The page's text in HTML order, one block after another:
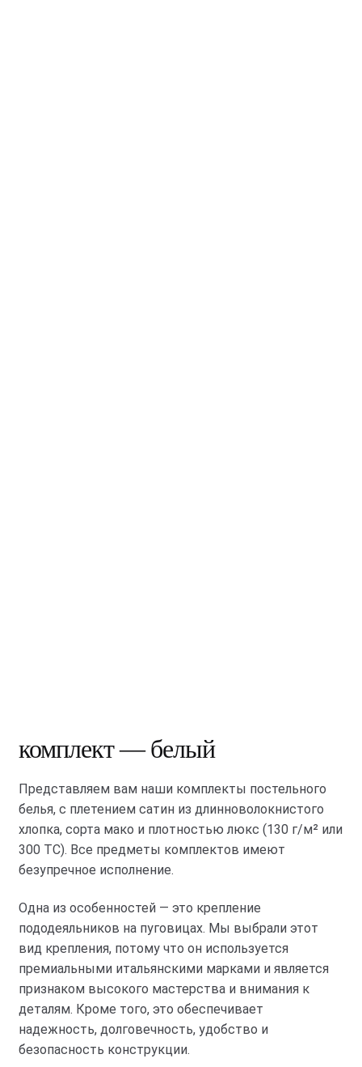
комплект — белый
Представляем вам наши комплекты постельного
белья, с плетением сатин из длинноволокнистого
хлопка, сорта мако и плотностью люкс (130 г/м² или
300 ТС). Все предметы комплектов имеют
безупречное исполнение.
Одна из особенностей — это крепление
пододеяльников на пуговицах. Мы выбрали этот
вид крепления, потому что он используется
премиальными итальянскими марками и является
признаком высокого мастерства и внимания к
деталям. Кроме того, это обеспечивает
надежность, долговечность, удобство и
безопасность конструкции.